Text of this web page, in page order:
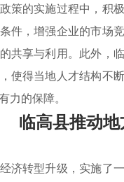
策的实施过程中，积
件，增强企业的市场
共享与利用。此外，
使得当地人才结构不
力的保障。
临高县推动
济转型升级，实施了